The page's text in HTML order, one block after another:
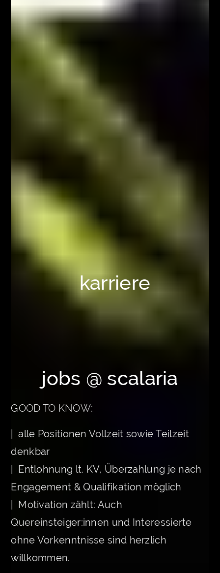
karriere
jobs @ scalaria
GOOD TO KNOW:
| alle Positionen Vollzeit sowie Teilzeit
denkbar
| Entlohnung lt. KV, Überzahlung je nach
Engagement & Qualifikation möglich
| Motivation zählt: Auch
Quereinsteiger:innen und Interessierte
ohne Vorkenntnisse sind herzlich
willkommen.